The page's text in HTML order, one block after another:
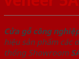
Cửa gỗ công
hiệu sản phẩm các
thống Showroom